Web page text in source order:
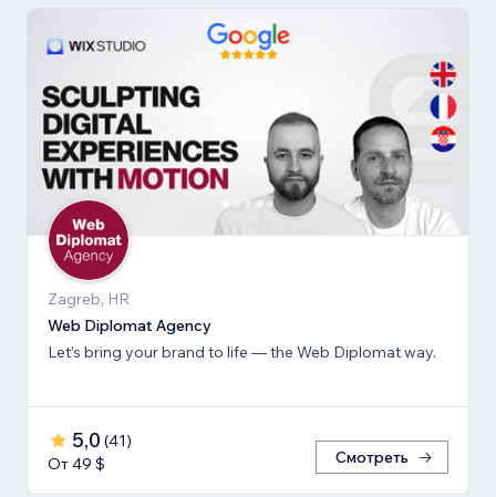
Zagreb, HR
Web Diplomat Agency
Let’s bring your brand to life — the Web Diplomat way.
5,0 (41)
От 49 $
Смотреть